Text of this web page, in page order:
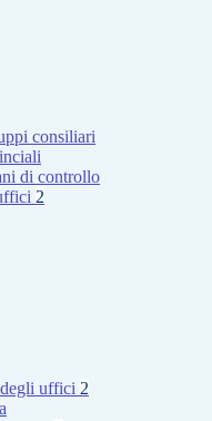
consiliari
di controllo
2
uffici 2